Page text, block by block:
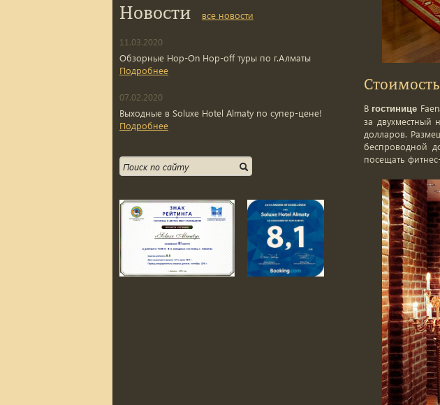
Новости все новости
11.03.2020
Обзорные Hop-On Hop-off туры по г.Алматы
Подробнее
07.02.2020
Выходные в Soluxe Hotel Almaty по супер-цене!
Подробнее
В гостинице
за двухместный
долларов.
беспроводной
посещать